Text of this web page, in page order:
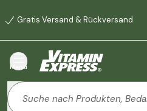
Gratis Versand & Rückversand
Menü